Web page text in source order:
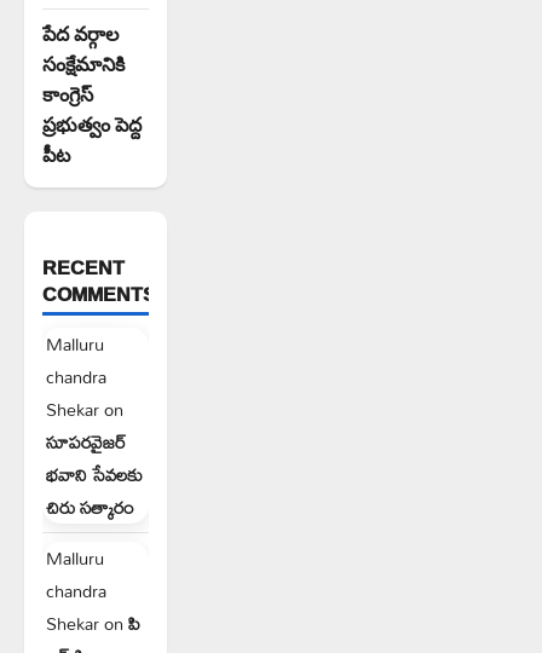
పేద వర్గాల
సంక్షేమానికి
కాంగ్రెస్
ప్రభుత్వం పెద్ద
పీట
RECENT
COMMENTS
Malluru
chandra
Shekaron
సూపరవైజర్
భవాని సేవలకు
చిరు సత్కారం
Malluru
chandra
Shekaronపి